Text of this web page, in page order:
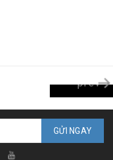
prev
GỬI NGAY